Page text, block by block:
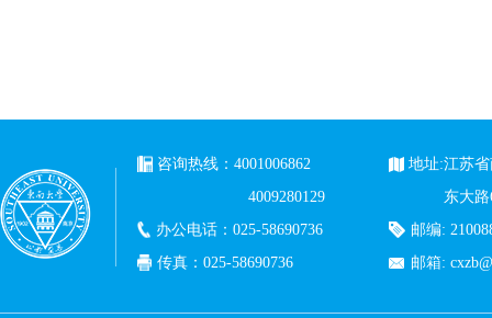
咨询热线：4001006862
4009280129
办公电话：025-58690736
传真：025-58690736
地址:江苏
东大
邮编:
邮箱: